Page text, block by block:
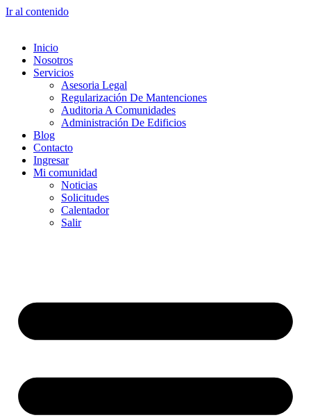
Ir al contenido
Inicio
Nosotros
Servicios
Asesoria Legal
Regularización De Mantenciones
Auditoria A Comunidades
Administración De Edificios
Blog
Contacto
Ingresar
Mi comunidad
Noticias
Solicitudes
Calentador
Salir